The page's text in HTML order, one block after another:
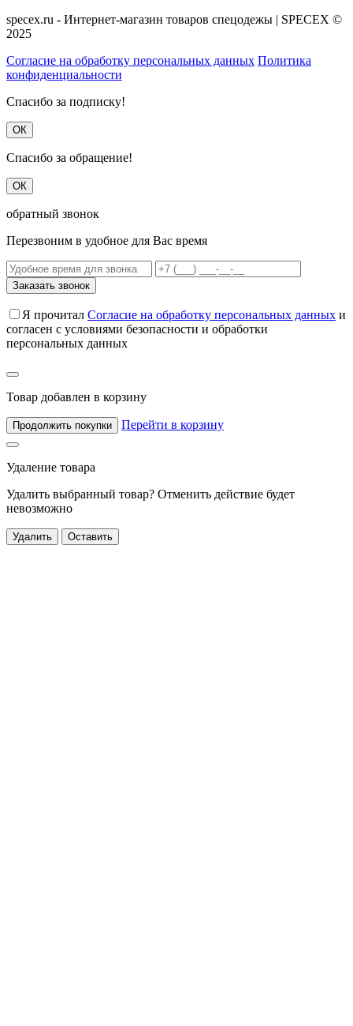
specex.ru - Интернет-магазин товаров спецодежы | SPECEX ©
2025
Согласие на обработку персональных данных Политика
конфиденциальности
Спасибо за подписку!
ОК
Спасибо за обращение!
ОК
обратный звонок
Перезвоним в удобное для Вас время
Заказать звонок
Я прочитал Согласие на обработку персональных данных и
согласен с условиями безопасности и обработки
персональных данных
Товар добавлен в корзину
Продолжить покупки Перейти в корзину
Удаление товара
Удалить выбранный товар? Отменить действие будет
невозможно
Удалить Оставить